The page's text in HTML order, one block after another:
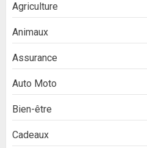
Agriculture
Animaux
Assurance
Auto Moto
Bien-être
Cadeaux